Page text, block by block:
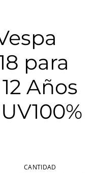
para
Años
CANTIDAD